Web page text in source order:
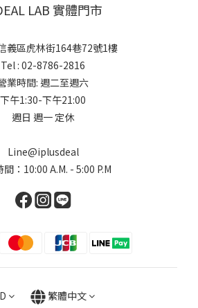
LAB 實體門市
義區虎林街164巷72號1樓
Tel : 02-8786-2816
業時間: 週二至週六
下午1:30-下午21:00
週日 週一 定休
Line@iplusdeal
：10:00 A.M. - 5:00 P.M
繁體中文